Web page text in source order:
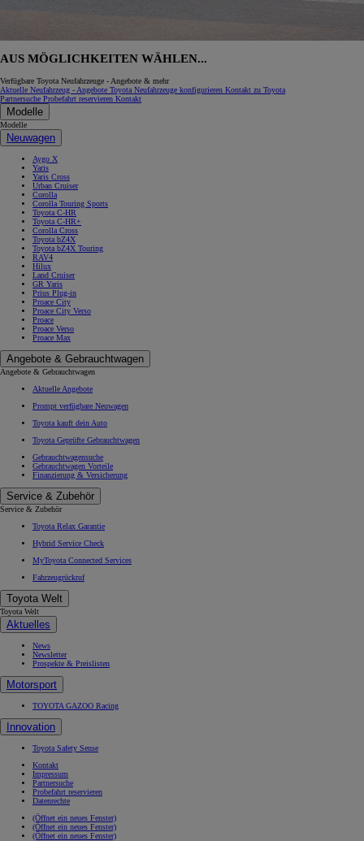
AUS MÖGLICHKEITEN WÄHLEN...
Verfügbare Toyota Neufahrzeuge - Angebote & mehr
Aktuelle Neufahrzeug - Angebote Toyota Neufahrzeuge konfigurieren Kontakt zu Toyota
Partnersuche Probefahrt reservieren Kontakt
Modelle
Modelle
Neuwagen
Aygo X
Yaris
Yaris Cross
Urban Cruiser
Corolla
Corolla Touring Sports
Toyota C-HR
Toyota C-HR+
Corolla Cross
Toyota bZ4X
Toyota bZ4X Touring
RAV4
Hilux
Land Cruiser
GR Yaris
Prius Plug-in
Proace City
Proace City Verso
Proace
Proace Verso
Proace Max
Angebote & Gebrauchtwagen
Angebote & Gebrauchtwagen
Aktuelle Angebote
Prompt verfügbare Neuwagen
Toyota kauft dein Auto
Toyota Geprüfte Gebrauchtwagen
Gebrauchtwagensuche
Gebrauchtwagen Vorteile
Finanzierung & Versicherung
Service & Zubehör
Service & Zubehör
Toyota Relax Garantie
Hybrid Service Check
MyToyota Connected Services
Fahrzeugrückruf
Toyota Welt
Toyota Welt
Aktuelles
News
Newsletter
Prospekte & Preislisten
Motorsport
TOYOTA GAZOO Racing
Innovation
Toyota Safety Sense
Kontakt
Impressum
Partnersuche
Probefahrt reservieren
Datenrechte
(Öffnet ein neues Fenster)
(Öffnet ein neues Fenster)
(Öffnet ein neues Fenster)